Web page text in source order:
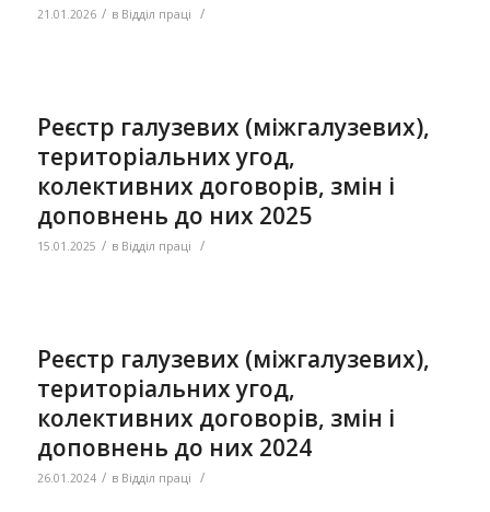
21.01.2026 / в Відділ праці /
Реєстр галузевих (міжгалузевих),
територіальних угод,
колективних договорів, змін і
доповнень до них 2025
15.01.2025 / в Відділ праці /
Реєстр галузевих (міжгалузевих),
територіальних угод,
колективних договорів, змін і
доповнень до них 2024
26.01.2024 / в Відділ праці /